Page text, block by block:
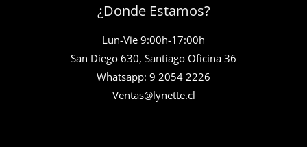
¿Donde Estamos?
Lun-Vie 9:00h-17:00h
San Diego 630, Santiago Oficina 36
Whatsapp: 9 2054 2226
Ventas@lynette.cl